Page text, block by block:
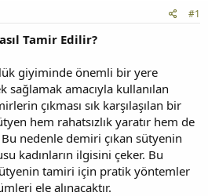
#1
Tamir Edilir?
giyiminde önemli bir yere
sağlamak amacıyla kullanılan
çıkması sık karşılaşılan bir
hem rahatsızlık yaratır hem de
nedenle demiri çıkan sütyenin
kadınların ilgisini çeker. Bu
tamiri için pratik yöntemler
ele alınacaktır.